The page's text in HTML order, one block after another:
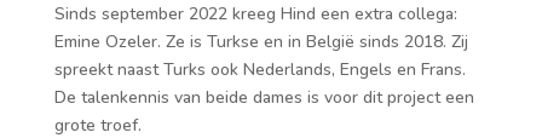
Sinds september 2022 kreeg Hind een extra collega:
Emine Ozeler. Ze is Turkse en in België sinds 2018. Zij
spreekt naast Turks ook Nederlands, Engels en Frans.
De talenkennis van beide dames is voor dit project een
grote troef.